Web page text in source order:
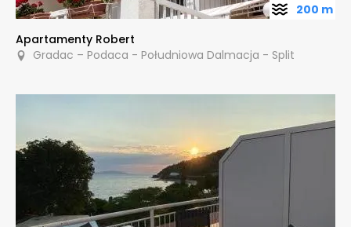
Apartamenty Robert
Gradac – Podaca - Południowa Dalmacja - Split
200 m